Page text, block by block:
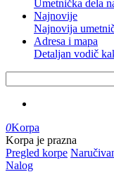
Umetnička dela
Najnovije
Najnovija
Adresa i mapa
Detaljan vodič
0Korpa
Korpa je prazna
Pregled korpe
Nalog